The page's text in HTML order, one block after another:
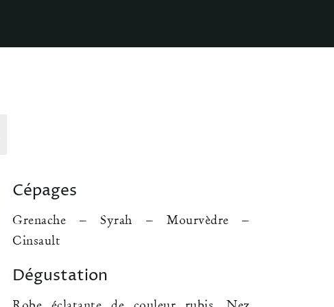
Cépages
Grenache – Syrah – Mourvèdre –
Cinsault
Dégustation